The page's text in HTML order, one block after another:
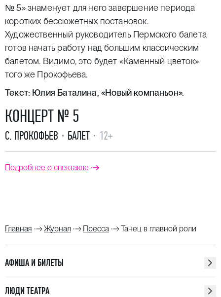
№ 5» знаменует для него завершение периода
коротких бессюжетных постановок.
Художественный руководитель Пермского балета
готов начать работу над большим классическим
балетом. Видимо, это будет «Каменный цветок»
того же Прокофьева.
Текст: Юлия Баталина, «Новый компаньон».
КОНЦЕРТ № 5
С. ПРОКОФЬЕВ БАЛЕТ 12+
Подробнее о спектакле
Главная Журнал Пресса Танец в главной роли
АФИША И БИЛЕТЫ
ЛЮДИ ТЕАТРА